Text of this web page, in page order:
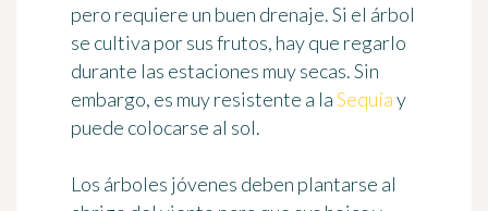
pero requiere un buen drenaje. Si el árbol
se cultiva por sus frutos, hay que regarlo
durante las estaciones muy secas. Sin
embargo, es muy resistente a laSequíay
puede colocarse al sol.
Los árboles jóvenes deben plantarse al